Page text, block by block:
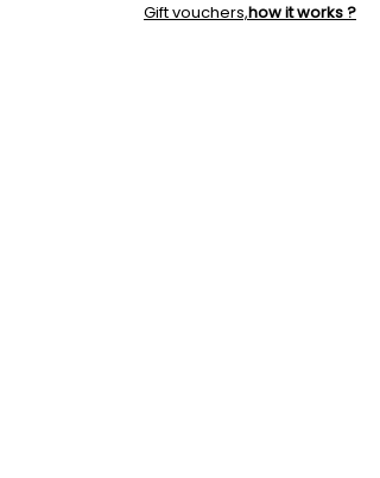
Gift vouchers,how it works ?